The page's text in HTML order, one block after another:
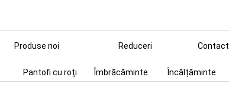
Produse noi Reduceri Contact
Pantofi cu roți Îmbrăcăminte Încălțăminte